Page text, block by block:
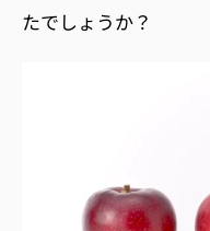
たでしょうか？